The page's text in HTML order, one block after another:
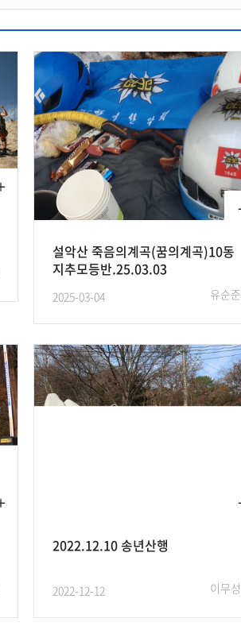
설악산 죽음의계곡(꿈의계곡)10동
지추모등반.25.03.03
2025-03-04 유순준
2022.12.10 송년산행
2022-12-12 이무성